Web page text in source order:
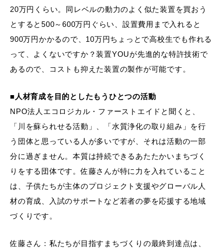
20万円くらい。同レベルの動力のよく似た装置を買おう
とすると500～600万円ぐらい、設置費用まで入れると
900万円かかるので、10万円ちょっとで高校生でも作れる
って、よくないですか？装置YOUが先進的な特許技術で
あるので、コストも抑えた装置の製作が可能です。
■人材育成を目的としたもうひとつの活動
NPO法人エコロジカル・ファーストエイドと聞くと、
「川を蘇られせる活動」、「水質浄化の取り組み」を行
う団体と思っている人が多いですが、それは活動の一部
分に過ぎません。本質は持続できるあたたかいまちづく
りをする団体です。佐藤さんが特に力を入れていること
は、子供たちが主体のプロジェクト支援やグローバル人
材の育成、入試のサポートなど若者の夢を応援する地域
づくりです。
佐藤さん：私たちが目指すまちづくりの最終到達点は、